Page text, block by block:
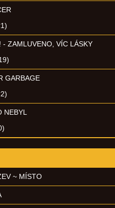
ZAMLUVENO, VÍC LÁSKY
GARBAGE
NEBYL
~ MÍSTO